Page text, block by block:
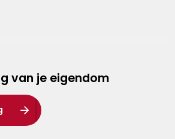
van je eigendom